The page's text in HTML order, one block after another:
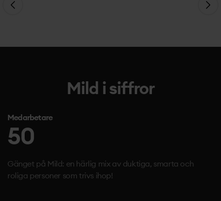
Mild i siffror
Medarbetare
50
Gänget på Mild: en härlig mix av duktiga, smarta och
roliga personer som trivs ihop!